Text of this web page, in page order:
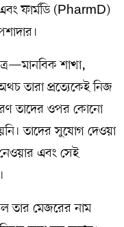
এবং ফার্মডি (PharmD)
শাখা,
তারা প্রত্যেকেই নিজ
তাদের ওপর কোনো
তাদের সুযোগ দেওয়া
এবং সেই
তার মেজরের নাম